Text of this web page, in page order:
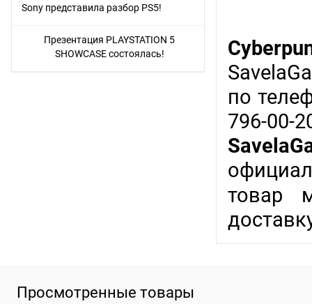
по
796-00-
товар
Sony представила разбор PS5!
Презентация PLAYSTATION 5
SHOWCASE состоялась!
Просмотренные товары